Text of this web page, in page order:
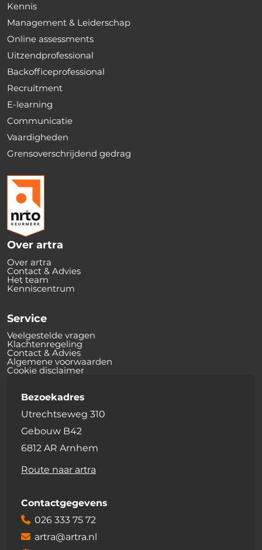
Kennis
Management & Leiderschap
Online assessments
Uitzendprofessional
Backofficeprofessional
Recruitment
E-learning
Communicatie
Vaardigheden
Grensoverschrijdend gedrag
Over artra
Over artra
Contact & Advies
Het team
Kenniscentrum
Service
Veelgestelde vragen
Klachtenregeling
Contact & Advies
Algemene voorwaarden
Cookie disclaimer
Bezoekadres
Utrechtseweg 310
Gebouw B42
6812 AR Arnhem
Route naar artra
Contactgegevens
026 333 75 72
artra@artra.nl